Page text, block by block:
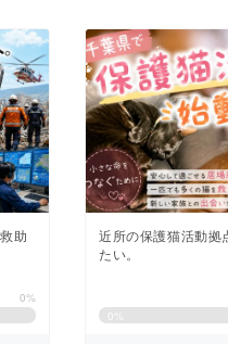
助
0%
近所の保護猫活動拠
たい。
0